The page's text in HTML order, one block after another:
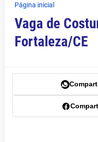
Página inicial
Vaga de
Fortaleza/CE